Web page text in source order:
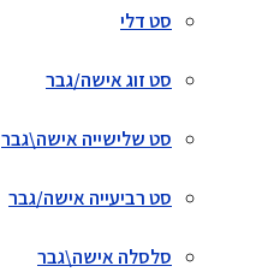
סט דלי
סט זוג אישה/גבר
סט שלישייה אישה\גבר
סט רביעייה אישה/גבר
סלסלה אישה\גבר